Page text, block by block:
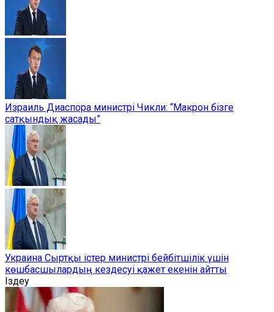
Израиль Диаспора министрі Чикли: “Макрон бізге
сатқындық жасады”
Украина Сыртқы істер министрі бейбітшілік үшін
көшбасшылардың кездесуі қажет екенін айтты
Іздеу